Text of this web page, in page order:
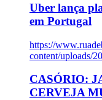
Uber lança
em Portugal
https://
content/uploads/
CASÓRIO:
CERVEJA